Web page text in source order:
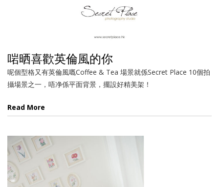
啱晒喜歡英倫風的你
呢個型格又有英倫風嘅Coffee & Tea 場景就係Secret Place 10個拍
攝場景之一，唔净係平面背景，擺設好精美架！
Read More